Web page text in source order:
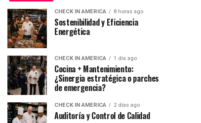
CHECK IN AMERICA 8 horas ago
Sostenibilidad y Eficiencia
Energética
CHECK IN AMERICA 1 día ago
Cocina + Mantenimiento:
¿Sinergia estratégica o parches
de emergencia?
CHECK IN AMERICA 2 días ago
Auditoría y Control de Calidad